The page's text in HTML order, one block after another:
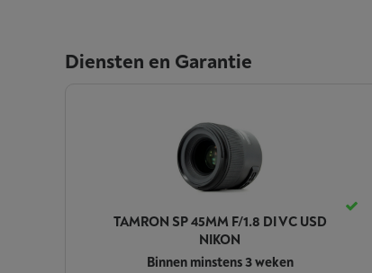
Diensten en Garantie
TAMRON SP 45MM F/1.8 DI VC USD
NIKON
Binnen minstens 3 weken